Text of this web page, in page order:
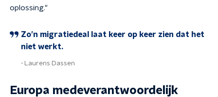
oplossing."
Zo’n migratiedeal laat keer op keer zien dat het
niet werkt.
Laurens Dassen
Europa medeverantwoordelijk